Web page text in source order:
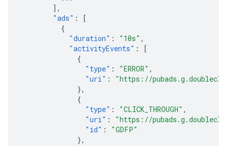
],
"ads" :
[
{
"duration" : "10s" ,
"activityEvents" :
[
{
"type" : "ERROR" ,
"uri" :
"https://
},
{
"type" : "CLICK_THROUGH" ,
"uri" :
"https://
"id" :
"GDFP"
},